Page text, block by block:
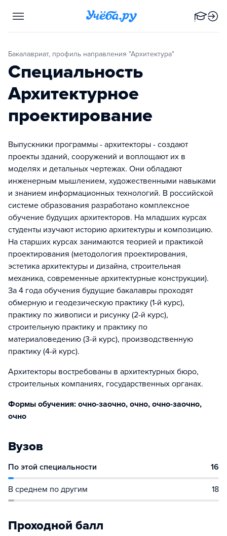
Бакалавриат, профиль направления "Архитектура"
Специальность
Архитектурное
проектирование
Выпускники программы - архитекторы - создают
проекты зданий, сооружений и воплощают их в
моделях и детальных чертежах. Они обладают
инженерным мышлением, художественными навыками
и знанием информационных технологий. В российской
системе образования разработано комплексное
обучение будущих архитекторов. На младших курсах
студенты изучают историю архитектуры и композицию.
На старших курсах занимаются теорией и практикой
проектирования (методология проектирования,
эстетика архитектуры и дизайна, строительная
механика, современные архитектурные конструкции).
За 4 года обучения будущие бакалавры проходят
обмерную и геодезическую практику (1-й курс),
практику по живописи и рисунку (2-й курс),
строительную практику и практику по
материаловедению (3-й курс), производственную
практику (4-й курс).
Архитекторы востребованы в архитектурных бюро,
строительных компаниях, государственных органах.
Формы обучения: очно-заочно, очно, очно-заочно,
очно
Вузов
По этой специальности 16
В среднем по другим 18
Проходной балл